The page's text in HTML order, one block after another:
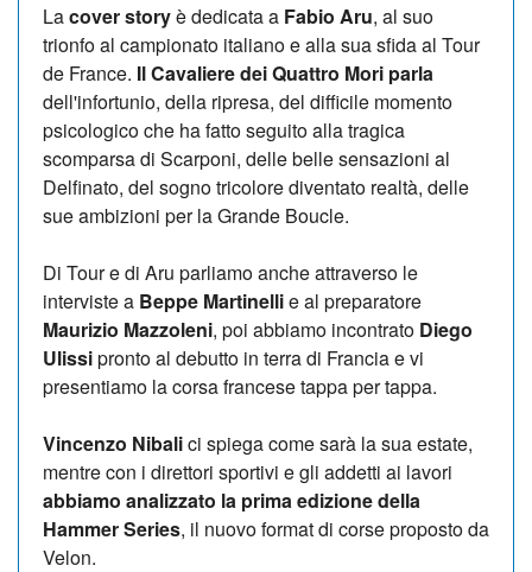
Lacover storyè dedicata a Fabio Aru, al suo
trionfo al campionato italiano e alla sua sfida al Tour
de France. Il Cavaliere dei Quattro Mori parla
dell'infortunio, della ripresa, del difficile momento
psicologico che ha fatto seguito alla tragica
scomparsa di Scarponi, delle belle sensazioni al
Delfinato, del sogno tricolore diventato realtà, delle
sue ambizioni per la Grande Boucle.
Di Tour e di Aru parliamo anche attraverso le
interviste a Beppe Martinellie al preparatore
Maurizio Mazzoleni, poi abbiamo incontrato Diego
Ulissipronto al debutto in terra di Francia e vi
presentiamo la corsa francese tappa per tappa.
Vincenzo Nibalici spiega come sarà la sua estate,
mentre con i direttori sportivi e gli addetti ai lavori
abbiamo analizzato la prima edizione della
Hammer Series, il nuovo format di corse proposto da
Velon.